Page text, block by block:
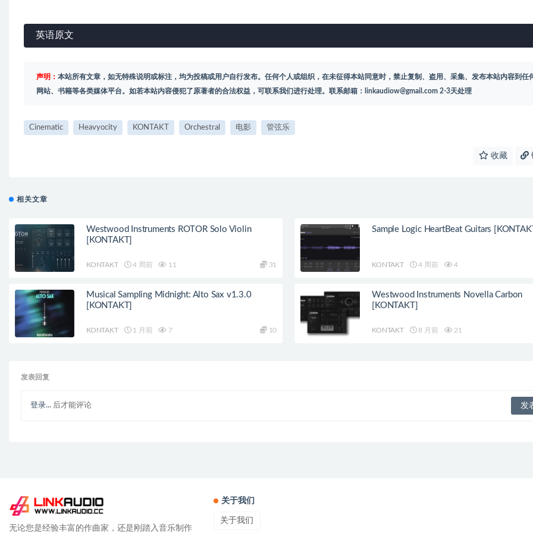
英语原文
声明： 本站所有文章，如无特殊说明或标注，均为投稿或用户自行发布。任何个人或组织，在未征得本站同意时，禁止复制、盗用、采集、发布本站内容到任
网站、书籍等各类媒体平台。如若本站内容侵犯了原著者的合法权益，可联系我们进行处理。联系邮箱： linkaudiow@gmail.com 2-3天处理
Cinematic Heavyocity KONTAKT Orchestral 电影 管弦乐
收藏
相关文章
Westwood Instruments ROTOR Solo Violin
[KONTAKT]
KONTAKT 4 周前 11 31
Sample Logic HeartBeat Guitars
KONTAKT 4 周前 4
Musical Sampling Midnight: Alto Sax v1.3.0
[KONTAKT]
KONTAKT 1 月前 7 10
Westwood Instruments Novella Carbon
[KONTAKT]
KONTAKT 8 月前 21
发表回复
登录... 后才能评论
无论您是经验丰富的作曲家，还是刚踏入音乐制作
关于我们
关于我们